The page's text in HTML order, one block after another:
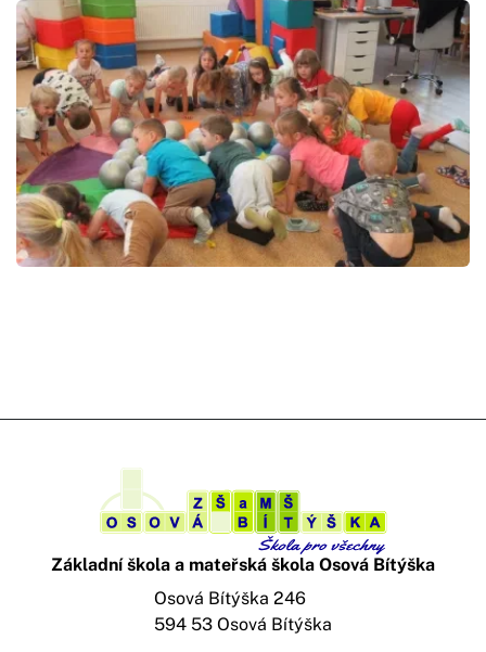
Základní škola a mateřská škola Osová Bítýška
Osová Bítýška 246
594 53 Osová Bítýška